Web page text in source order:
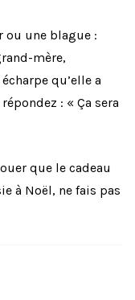
ou une blague :
mère,
qu’elle a
: « Ça sera
que le cadeau
à Noël, ne fais pas